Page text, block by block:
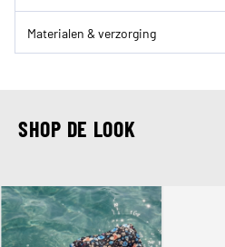
Materialen & verzorging
SHOP DE LOOK